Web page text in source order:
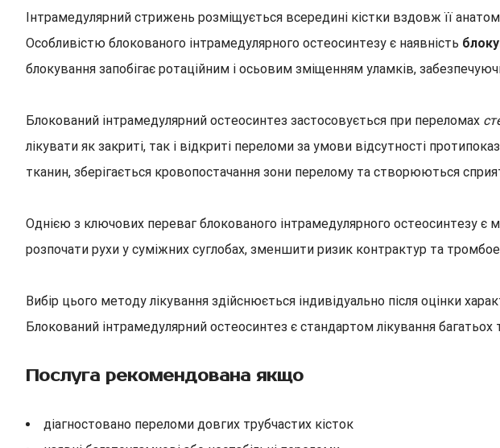
Інтрамедулярний стрижень розміщується всередині кістки вздовж її
Особливістю блокованого інтрамедулярного остеосинтезу є наявність
блокування запобігає ротаційним і осьовим зміщенням уламків,
Блокований інтрамедулярний остеосинтез застосовується при переломах
лікувати як закриті, так і відкриті переломи за умови відсутності
тканин, зберігається кровопостачання зони перелому та створюються
Однією з ключових переваг блокованого інтрамедулярного остеосинтезу є
розпочати рухи у суміжних суглобах, зменшити ризик контрактур та
Вибір цього методу лікування здійснюється індивідуально після оцінки
Блокований інтрамедулярний остеосинтез є стандартом лікування багатьох
Послуга рекомендована якщо
діагностовано переломи довгих трубчастих кісток